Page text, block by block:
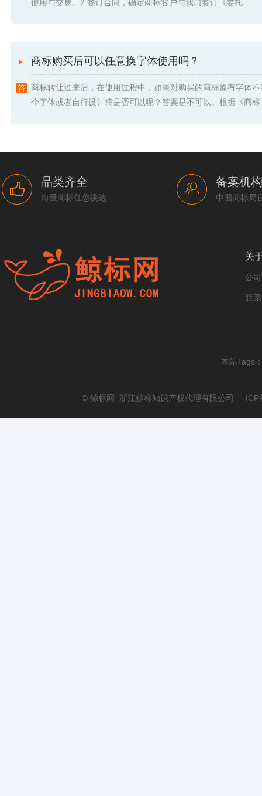
使用与交易。2.签订合同，确定商标客户与我司签订《委托 ...
商标购买后可以任意换字体使用吗？
商标转让过来后，在使用过程中，如果对购买的商标原有字体
个字体或者自行设计搞是否可以呢？答案是不可以。根据《商
品类齐全
海量商标任您挑选
备案机构
中国商标局
关
公
联
本站Tags
© 鲸标网 浙江鲸标知识产权代理有限公司 ICP